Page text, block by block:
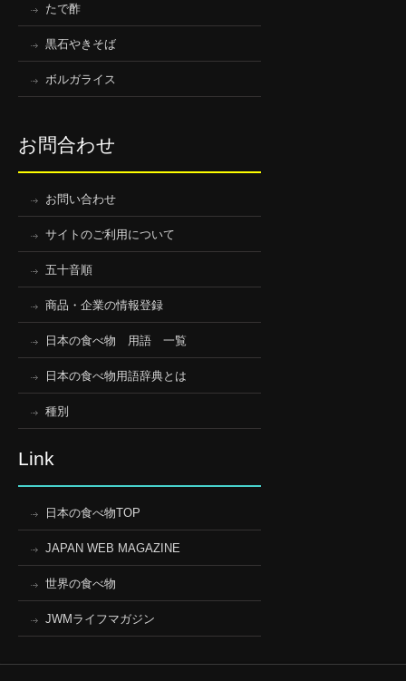
たで酢
黒石やきそば
ボルガライス
お問合わせ
お問い合わせ
サイトのご利用について
五十音順
商品・企業の情報登録
日本の食べ物 用語 一覧
日本の食べ物用語辞典とは
種別
Link
日本の食べ物TOP
JAPAN WEB MAGAZINE
世界の食べ物
JWMライフマガジン